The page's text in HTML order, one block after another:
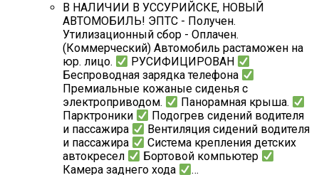
В НАЛИЧИИ В УССУРИЙСКЕ, НОВЫЙ
АВТОМОБИЛЬ! ЭПТС - Получен.
Утилизационный сбор - Оплачен.
(Коммерческий) Автомобиль растаможен на
юр. лицо.
РУСИФИЦИРОВАН
Беспроводная зарядка телефона
Премиальные кожаные сиденья с
электроприводом.
Панорамная крыша.
Парктроники
Подогрев сидений водителя
и пассажира
Вентиляция сидений водителя
и пассажира
Система крепления детских
автокресел
Бортовой компьютер
Камера заднего хода
…